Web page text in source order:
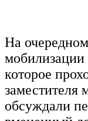
На
мобилизации
которое
обсуждали